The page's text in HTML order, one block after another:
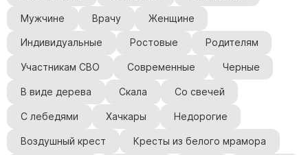
Мужчине Врачу Женщине
Индивидуальные Ростовые Родителям
Участникам СВО Современные Черные
В виде дерева Скала Со свечей
С лебедями Хачкары Недорогие
Воздушный крест Кресты из белого мрамора